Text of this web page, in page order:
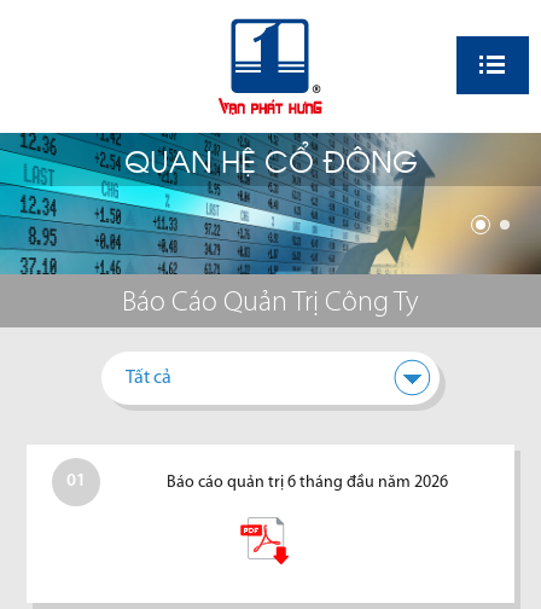
QUAN HỆ CỔ ĐÔNG
Báo Cáo Quản Trị Công Ty
Tất cả
01 Báo cáo quản trị 6 tháng đầu năm 2026